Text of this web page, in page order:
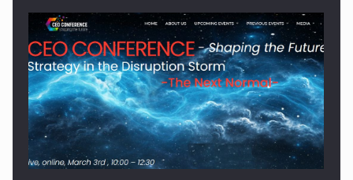
Cum invatam sa spunem nu intr-o cultura care pedepseste…